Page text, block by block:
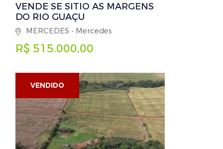
VENDE SE SITIO AS MARGENS
DO RIO GUAÇU
MERCEDES - Mercedes
R$ 515.000,00
VENDIDO